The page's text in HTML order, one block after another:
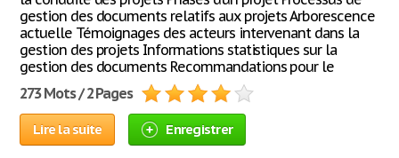
gestion des documents relatifs aux projets Arborescence
actuelle Témoignages des acteurs intervenant dans la
gestion des projets Informations statistiques sur la
gestion des documents Recommandations pour le
273 Mots / 2 Pages
Lire la suite Enregistrer